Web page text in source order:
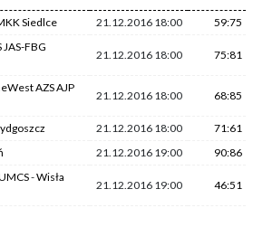
Siedlce 21.12.2016 18:00
59:75
JAS-FBG
21.12.2016 18:00 75:81
AZS AJP
21.12.2016 18:00 68:85
21.12.2016 18:00
71:61
21.12.2016 19:00
90:86
-Wisła
21.12.2016 19:00 46:51